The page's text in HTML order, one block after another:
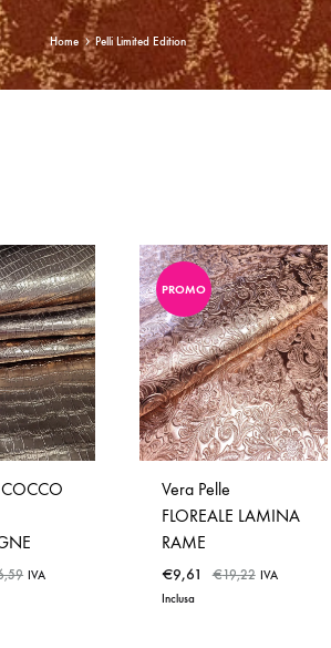
Home Pelli Limited Edition
IVA
PROMO
Vera Pelle
FLOREALE LAMINA
RAME
€9,61 €19,22 IVA
Inclusa